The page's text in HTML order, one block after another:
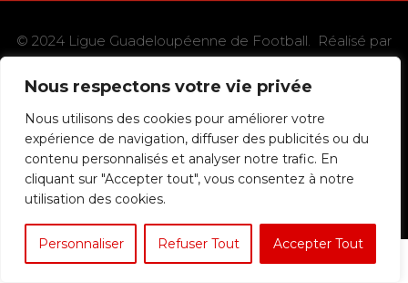
Nous respectons votre vie privée
Nous utilisons des cookies pour améliorer votre
expérience de navigation, diffuser des publicités ou du
contenu personnalisés et analyser notre trafic. En
cliquant sur "Accepter tout", vous consentez à notre
utilisation des cookies.
Personnaliser Refuser Tout Accepter Tout
© 2024 Ligue Guadeloupéenne de Football. Réalisé par
|
Mentions légales
C.G.V.
Confidentialité